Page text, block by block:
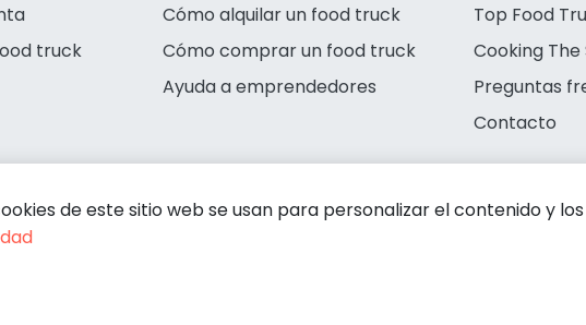
truck
Cómo alquilar un food truck
Cómo comprar un food truck
Ayuda a emprendedores
Top Food
Cooking
Preguntas
Contacto
de este sitio web se usan para personalizar el contenido y